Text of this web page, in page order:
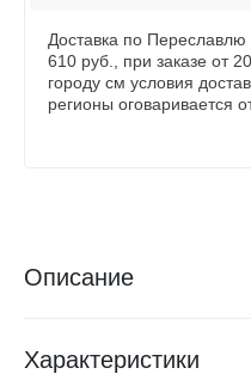
Доставка по Переславлю
610 руб., при заказе от
городу см условия
регионы оговаривается
Описание
Характеристики